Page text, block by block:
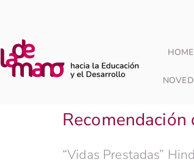
HOME
“Vidas Prestadas”